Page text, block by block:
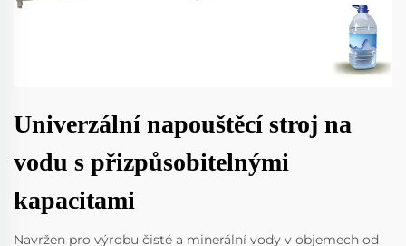
Univerzální napouštěcí stroj na
vodu s přizpůsobitelnými
kapacitami
Navržen pro výrobu čisté a minerální vody v objemech od